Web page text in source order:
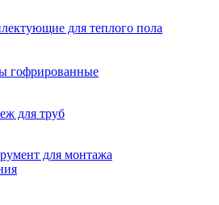
для теплого пола
гофрированные
для труб
для монтажа